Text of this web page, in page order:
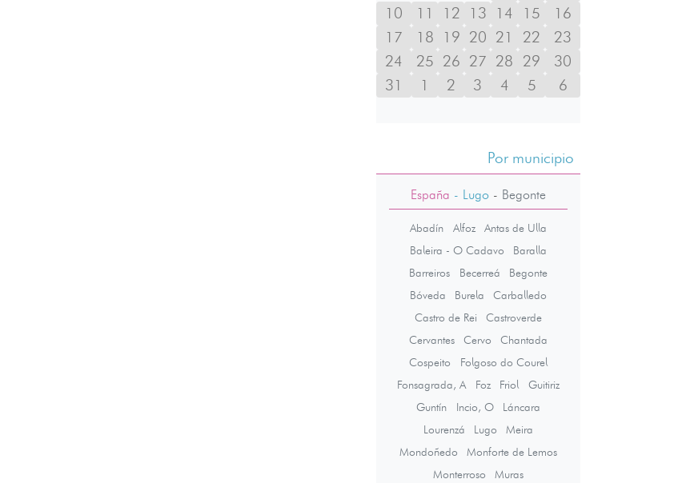
10
11 12 13 14 15
16
17
18 19 20 21 22
23
24
25 26 27 28 29
30
31
1 2 3 4 5 6
Por municipio
España - Lugo - Begonte
Abadín Alfoz
Antas de Ulla
Baleira - O Cadavo
Baralla
Barreiros
Becerreá
Begonte
Bóveda
Burela
Carballedo
Castro de Rei
Castroverde
Cervantes
Cervo
Chantada
Cospeito
Folgoso do Courel
Fonsagrada, A
Foz Friol
Guitiriz
Guntín
Incio, O
Láncara
Lourenzá
Lugo
Meira
Mondoñedo
Monforte de Lemos
Monterroso
Muras